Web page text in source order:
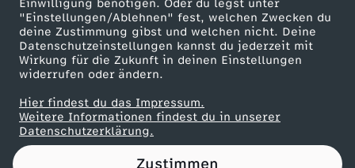
Einwilligung benötigen. Oder du legst unter
"Einstellungen/Ablehnen" fest, welchen Zwecken du
deine Zustimmung gibst und welchen nicht. Deine
Datenschutzeinstellungen kannst du jederzeit mit
Wirkung für die Zukunft in deinen Einstellungen
widerrufen oder ändern.
Hier findest du das Impressum.
Weitere Informationen findest du in unserer
Datenschutzerklärung.
Zustimmen
Partner